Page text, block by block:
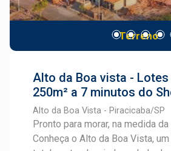
local em desenvolvimento, com
infraestrutura e grande
o Recanto Campestre é aTerreno
Alto da Boa vista -
250m² a 7 minutos do
Alto da Boa Vista - Piracicaba/SP
Pronto para morar, na medida
Conheça o Alto da Boa Vista,